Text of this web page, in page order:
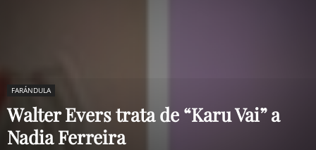
FARÁNDULA
Walter Evers trata de “Karu Vai” a
Nadia Ferreira